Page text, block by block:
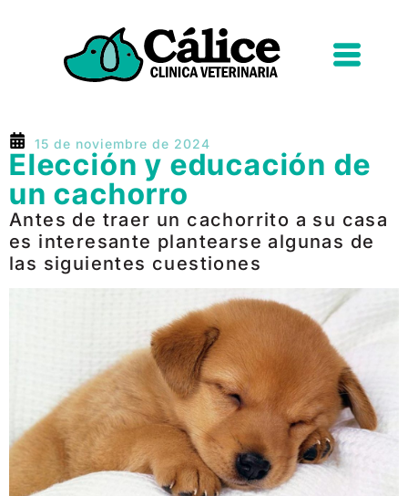
15 de noviembre de 2024
Elección y educación de
un cachorro
Antes de traer un cachorrito a su casa
es interesante plantearse algunas de
las siguientes cuestiones